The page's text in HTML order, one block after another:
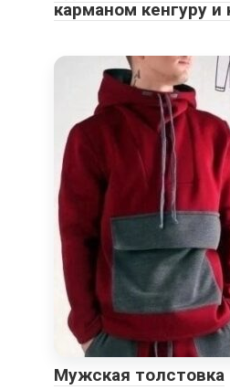
карманом кенгуру
Мужская толстовка